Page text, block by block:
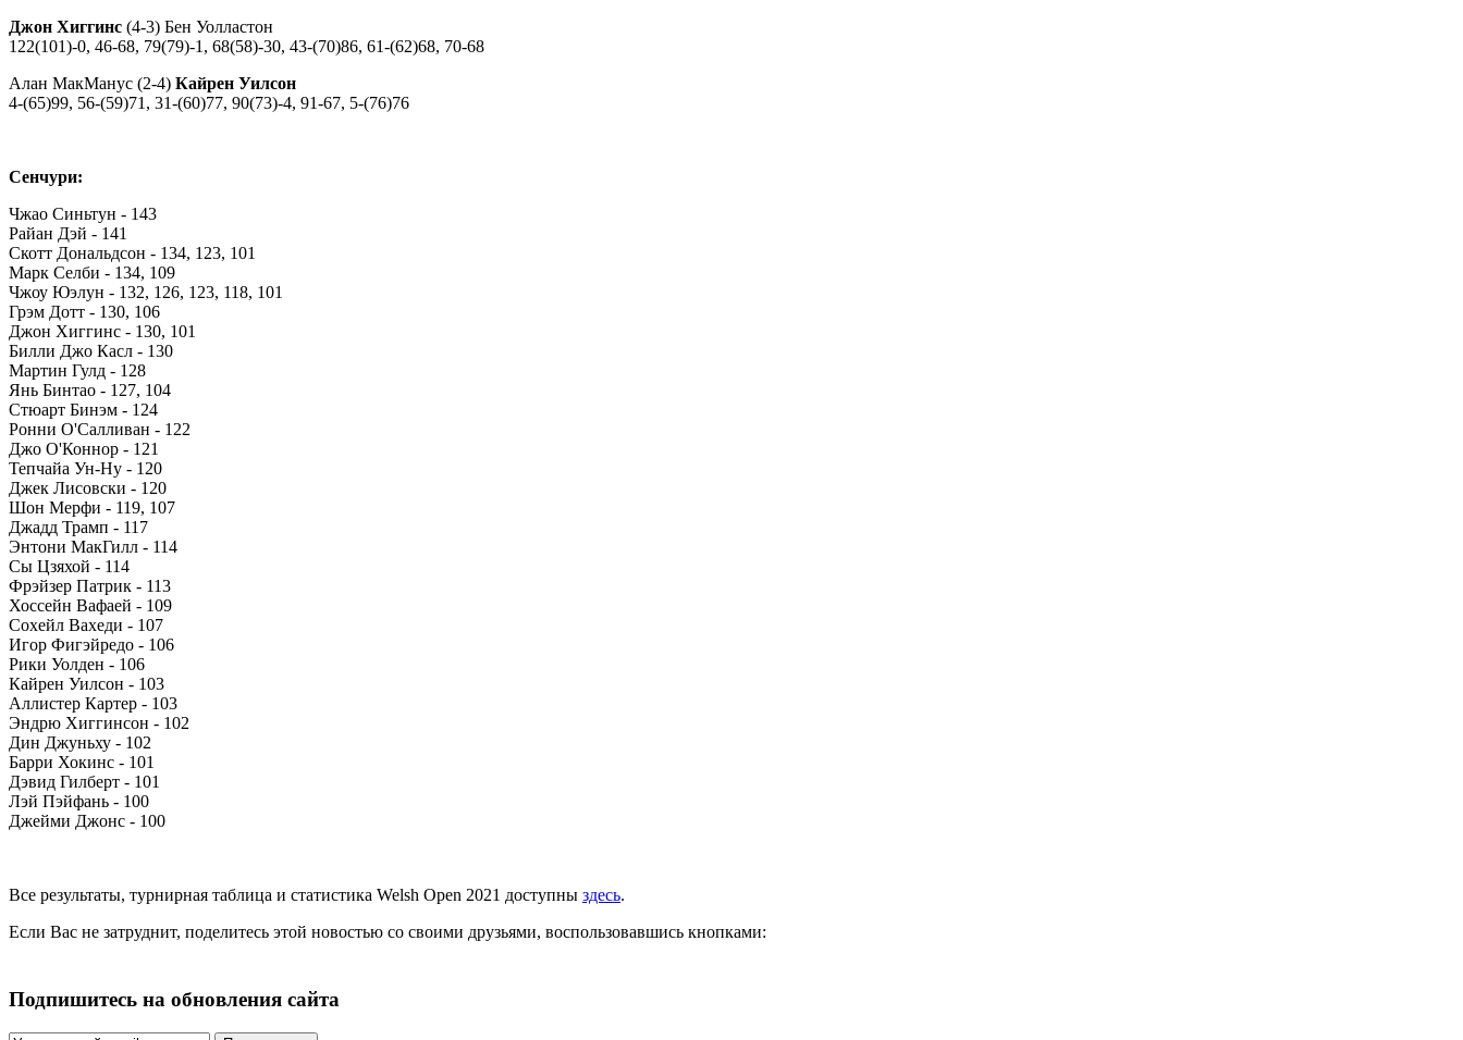
Джон Хиггинс (4-3) Бен Уолластон
122(101)-0, 46-68, 79(79)-1, 68(58)-30, 43-(70)86, 61-(62)68, 70-68
Алан МакМанус (2-4) Кайрен Уилсон
4-(65)99, 56-(59)71, 31-(60)77, 90(73)-4, 91-67, 5-(76)76
Сенчури:
Чжао Синьтун - 143
Райан Дэй - 141
Скотт Дональдсон - 134, 123, 101
Марк Селби - 134, 109
Чжоу Юэлун - 132, 126, 123, 118, 101
Грэм Дотт - 130, 106
Джон Хиггинс - 130, 101
Билли Джо Касл - 130
Мартин Гулд - 128
Янь Бинтао - 127, 104
Стюарт Бинэм - 124
Ронни О'Салливан - 122
Джо О'Коннор - 121
Тепчайа Ун-Ну - 120
Джек Лисовски - 120
Шон Мерфи - 119, 107
Джадд Трамп - 117
Энтони МакГилл - 114
Сы Цзяхой - 114
Фрэйзер Патрик - 113
Хоссейн Вафаей - 109
Сохейл Вахеди - 107
Игор Фигэйредо - 106
Рики Уолден - 106
Кайрен Уилсон - 103
Аллистер Картер - 103
Эндрю Хиггинсон - 102
Дин Джуньху - 102
Барри Хокинс - 101
Дэвид Гилберт - 101
Лэй Пэйфань - 100
Джейми Джонс - 100
Все результаты, турнирная таблица и статистика Welsh Open 2021 доступны здесь.
Если Вас не затруднит, поделитесь этой новостью со своими друзьями, воспользовавшись кнопками:
Подпишитесь на обновления сайта